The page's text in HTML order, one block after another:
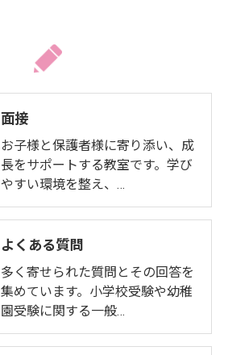
面接
お子様と保護者様に寄り添い、成
長をサポートする教室です。学び
やすい環境を整え、…
よくある質問
多く寄せられた質問とその回答を
集めています。小学校受験や幼稚
園受験に関する一般…